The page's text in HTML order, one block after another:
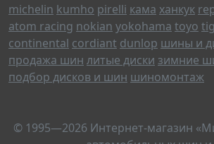
michelin kumho pirelli кама ханкук
atom racing nokian yokohama toyo
continental cordiant dunlop шины и
продажа шин литые диски зимние
подбор дисков и шин шиномонтаж
© 1995—2026 Интернет-магазин